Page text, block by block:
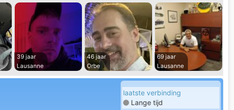
39 jaar
Lausanne
46 jaar
Orbe
69 jaar
Lausanne
laatste verbinding
Lange tijd